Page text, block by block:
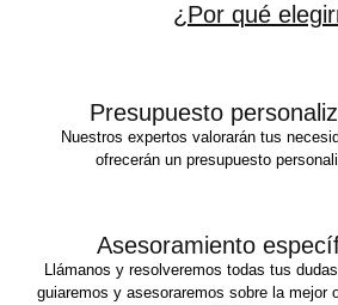
¿Por qué
Presupuesto
Nuestros expertos valorarán tus
ofrecerán un presupuesto
Asesoramiento
Llámanos y resolveremos todas tus
guiaremos y asesoraremos sobre la mejor